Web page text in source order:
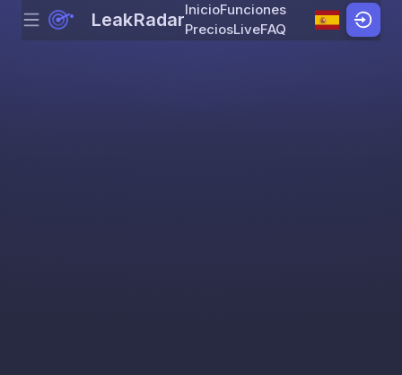
Skip to content
Menu LeakRadarInicioFunciones
PreciosLiveFAQ